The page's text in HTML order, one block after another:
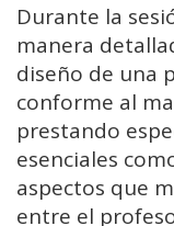
Durante la
manera
diseño de una
conforme al
prestando
esenciales
aspectos que
entre el